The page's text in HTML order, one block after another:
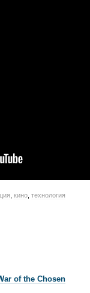
кино технология
of the Chosen